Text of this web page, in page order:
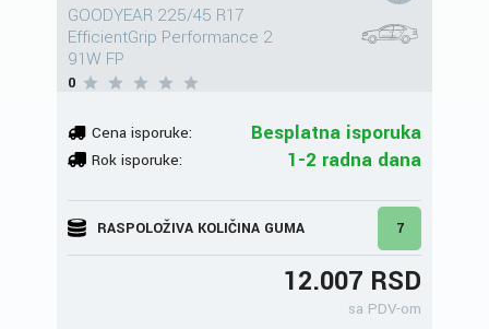
GOODYEAR 225/45 R17
EfficientGrip Performance 2
91W FP
0
Cena isporuke: Besplatna isporuka
Rok isporuke: 1-2 radna dana
RASPOLOŽIVA KOLIČINA GUMA 7
12.007 RSD
sa PDV-om